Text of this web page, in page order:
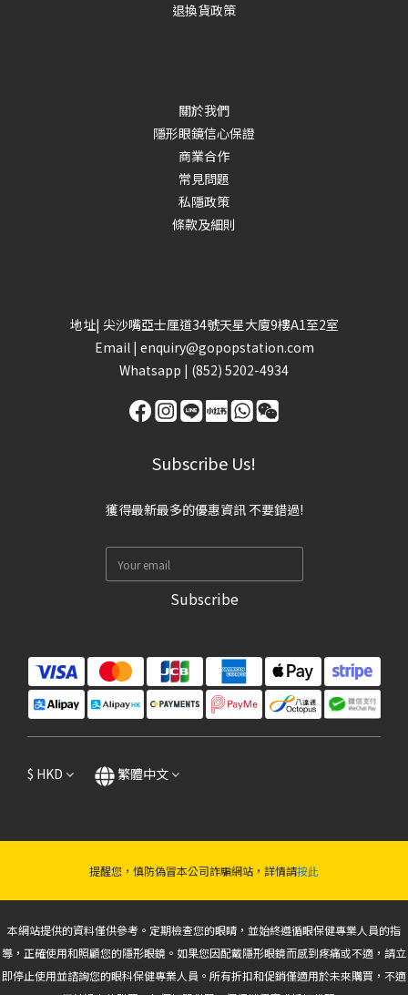
退換貨政策
關於我們
隱形眼鏡信心保證
商業合作
常見問題
私隱政策
條款及細則
地址| 尖沙嘴亞士厘道34號天星大廈9樓A1至2室
Email | enquiry@gopopstation.com
Whatsapp | (852) 5202-4934
Subscribe Us!
獲得最新最多的優惠資訊 不要錯過!
Subscribe
$ HKD 繁體中文
提醒您，慎防偽冒本公司詐騙網站，詳情請按此
本網站提供的資料僅供參考。定期檢查您的眼睛，並始終遵循眼保健專業人員的指
導，正確使用和照顧您的隱形眼鏡。如果您因配戴隱形眼鏡而感到疼痛或不適，請立
即停止使用並諮詢您的眼科保健專業人員。所有折扣和促銷僅適用於未來購買，不適